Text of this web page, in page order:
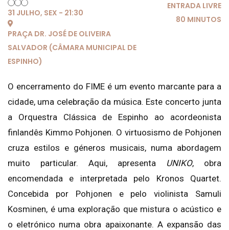
31 JULHO, SEX - 21:30
PRAÇA DR. JOSÉ DE OLIVEIRA
SALVADOR (CÂMARA MUNICIPAL DE
ESPINHO)
ENTRADA LIVRE
80 MINUTOS
O encerramento do FIME é um evento marcante para a
cidade, uma celebração da música. Este concerto junta
a Orquestra Clássica de Espinho ao acordeonista
finlandês Kimmo Pohjonen. O virtuosismo de Pohjonen
cruza estilos e géneros musicais, numa abordagem
muito particular. Aqui, apresenta UNIKO, obra
encomendada e interpretada pelo Kronos Quartet.
Concebida por Pohjonen e pelo violinista Samuli
Kosminen, é uma exploração que mistura o acústico e
o eletrónico numa obra apaixonante. A expansão das